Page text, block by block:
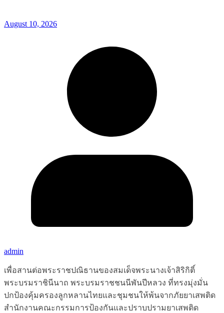
August 10, 2026
admin
เพื่อสานต่อพระราชปณิธานของสมเด็จพระนางเจ้าสิริกิติ์
พระบรมราชินีนาถ พระบรมราชชนนีพันปีหลวง ที่ทรงมุ่งมั่น
ปกป้องคุ้มครองลูกหลานไทยและชุมชนให้พ้นจากภัยยาเสพติด
สำนักงานคณะกรรมการป้องกันและปราบปรามยาเสพติด